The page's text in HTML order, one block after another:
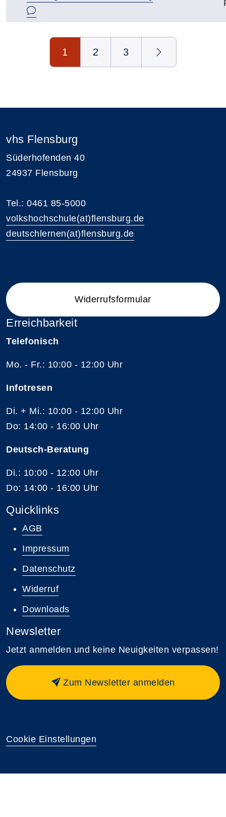
1 2 3
vhs Flensburg
Süderhofenden 40
24937 Flensburg
Tel.: 0461 85-5000
volkshochschule(at)flensburg.de
deutschlernen(at)flensburg.de
Widerrufsformular
Erreichbarkeit
Telefonisch
Mo. - Fr.: 10:00 - 12:00 Uhr
Infotresen
Di. + Mi.: 10:00 - 12:00 Uhr
Do: 14:00 - 16:00 Uhr
Deutsch-Beratung
Di.: 10:00 - 12:00 Uhr
Do: 14:00 - 16:00 Uhr
Quicklinks
AGB
Impressum
Datenschutz
Widerruf
Downloads
Newsletter
Jetzt anmelden und keine Neuigkeiten verpassen!
Zum Newsletter anmelden
Cookie Einstellungen